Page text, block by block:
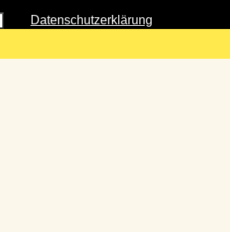
Datenschutzerklärung